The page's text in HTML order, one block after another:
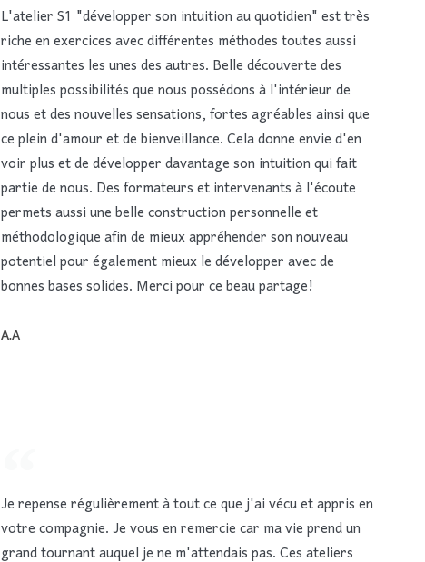
L'atelier S1 "développer son intuition au quotidien" est très
riche en exercices avec différentes méthodes toutes aussi
intéressantes les unes des autres. Belle découverte des
multiples possibilités que nous possédons à l'intérieur de
nous et des nouvelles sensations, fortes agréables ainsi que
ce plein d'amour et de bienveillance. Cela donne envie d'en
voir plus et de développer davantage son intuition qui fait
partie de nous. Des formateurs et intervenants à l'écoute
permets aussi une belle construction personnelle et
méthodologique afin de mieux appréhender son nouveau
potentiel pour également mieux le développer avec de
bonnes bases solides. Merci pour ce beau partage!
A.A
Je repense régulièrement à tout ce que j'ai vécu et appris en
votre compagnie. Je vous en remercie car ma vie prend un
grand tournant auquel je ne m'attendais pas. Ces ateliers